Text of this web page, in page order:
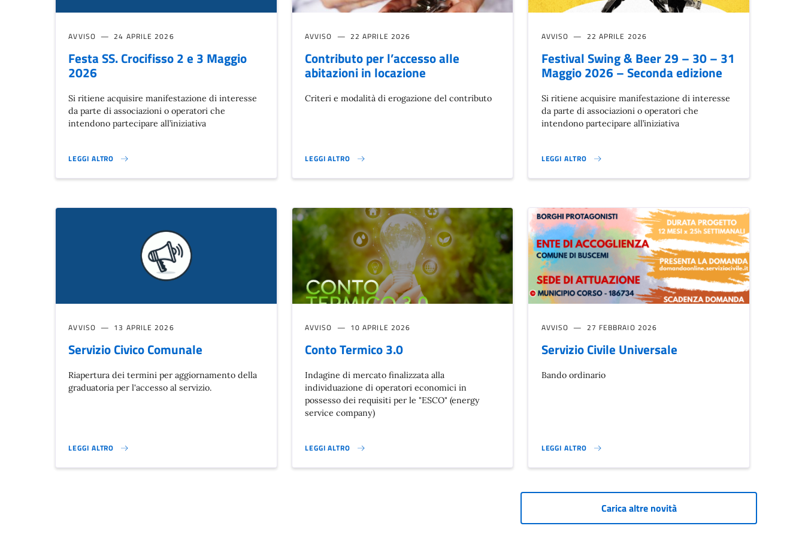
AVVISO 24 APRILE 2026
Festa SS. Crocifisso 2 e 3 Maggio
2026
Si ritiene acquisire manifestazione di interesse
da parte di associazioni o operatori che
intendono partecipare all’iniziativa
LEGGI ALTRO
FESTA SS. CROCIFISSO 2 E 3 MAGGIO 2026 }
AVVISO 22 APRILE 2026
Contributo per l’accesso alle
abitazioni in locazione
Criteri e modalità di erogazione del contributo
LEGGI ALTRO
CONTRIBUTO PER L’ACCESSO ALLE ABITAZIONI IN LOCAZIONE}
AVVISO 22 APRILE 2026
Festival Swing & Beer 29 – 30 – 31
Maggio 2026 – Seconda edizione
Si ritiene acquisire manifestazione di interesse
da parte di associazioni o operatori che
intendono partecipare all’iniziativa
LEGGI ALTRO
FESTIVAL SWING & BEER 29 – 30 – 31 MAGGIO 2026 – SECONDA
AVVISO 13 APRILE 2026
Servizio Civico Comunale
Riapertura dei termini per aggiornamento della
graduatoria per l'accesso al servizio.
LEGGI ALTRO
SERVIZIO CIVICO COMUNALE}
AVVISO 10 APRILE 2026
Conto Termico 3.0
Indagine di mercato finalizzata alla
individuazione di operatori economici in
possesso dei requisiti per le "ESCO" (energy
service company)
LEGGI ALTRO
CONTO TERMICO 3.0}
AVVISO 27 FEBBRAIO 2026
Servizio Civile Universale
Bando ordinario
LEGGI ALTRO
SERVIZIO CIVILE UNIVERSALE}
Carica altre novità